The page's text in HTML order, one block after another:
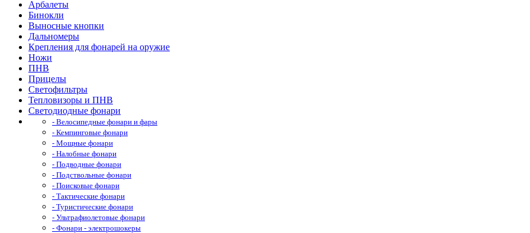
Арбалеты
Бинокли
Выносные кнопки
Дальномеры
Крепления для фонарей на оружие
Ножи
ПНВ
Прицелы
Светофильтры
Тепловизоры и ПНВ
Светодиодные фонари
- Велосипедные фонари и фары
- Кемпинговые фонари
- Мощные фонари
- Налобные фонари
- Подводные фонари
- Подствольные фонари
- Поисковые фонари
- Тактические фонари
- Туристические фонари
- Ультрафиолетовые фонари
- Фонари - электрошокеры